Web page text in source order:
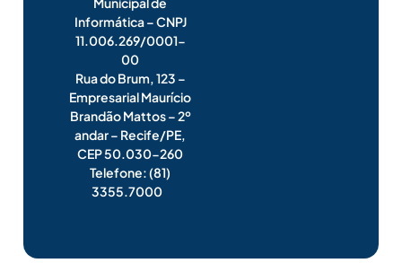
Informática – CNPJ
11.006.269/0001-
00
Rua do Brum, 123 –
Empresarial Maurício
Brandão Mattos – 2º
andar – Recife/PE,
CEP 50.030-260
Telefone: (81)
3355.7000